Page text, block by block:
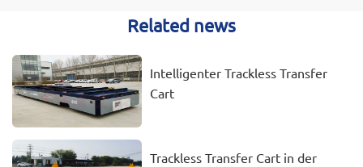
Related news
Intelligenter Trackless Transfer
Cart
Trackless Transfer Cart in der